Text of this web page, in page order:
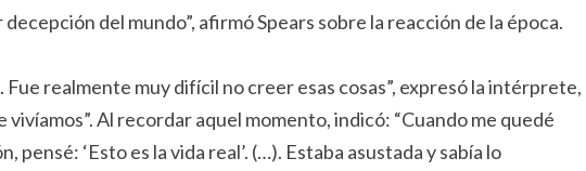
del mundo”, afirmó Spears sobre la reacción de la época.
Fue realmente muy difícil no creer esas cosas”, expresó la intérprete,
vivíamos”. Al recordar aquel momento, indicó: “Cuando me quedé
pensé: ‘Esto es la vida real’. (…). Estaba asustada y sabía lo